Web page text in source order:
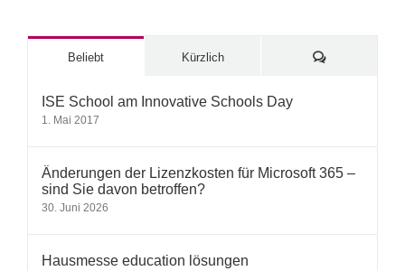
Beliebt Kürzlich Kommentare
ISE School am Innovative Schools Day
1. Mai 2017
Änderungen der Lizenzkosten für Microsoft 365 –
sind Sie davon betroffen?
30. Juni 2026
Hausmesse education lösungen